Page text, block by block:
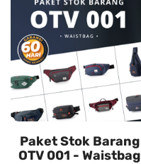
Paket Stok Barang
OTV 001 - Waistbag